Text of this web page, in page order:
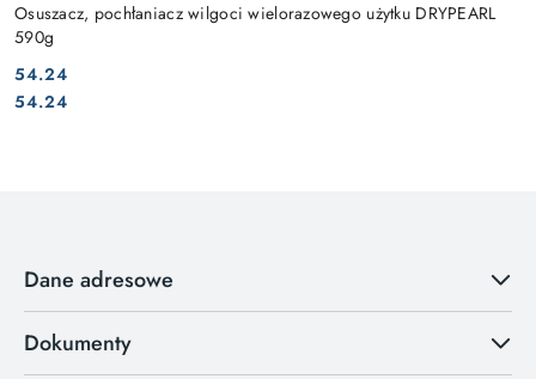
Osuszacz, pochłaniacz wilgoci wielorazowego użytku DRYPEARL
590g
Cena:
54.24
Cena:
54.24
Dane adresowe
Dokumenty